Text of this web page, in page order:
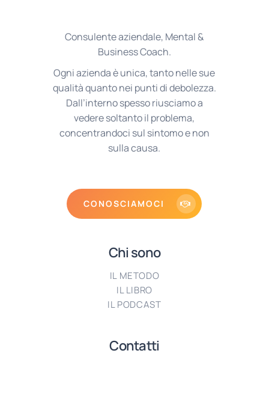
Consulente aziendale, Mental &
Business Coach.
Ogni azienda è unica, tanto nelle sue
qualità quanto nei punti di debolezza.
Dall’interno spesso riusciamo a
vedere soltanto il problema,
concentrandoci sul sintomo e non
sulla causa.
CONOSCIAMOCI
Chi sono
IL METODO
IL LIBRO
IL PODCAST
Contatti